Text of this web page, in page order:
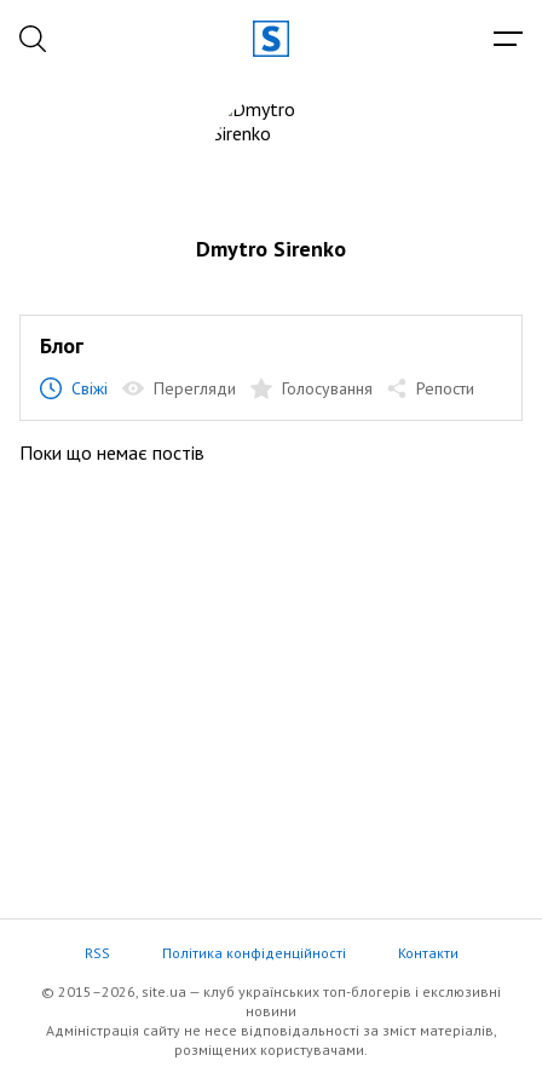
Dmytro Sirenko
Блог
Свіжі Перегляди Голосування Репости
Поки що немає постів
RSS Політика конфіденційності Контакти
© 2015–2026, site.ua — клуб українських топ-блогерів i екслюзивнi
новини
Адміністрація сайту не несе відповідальності за зміст матеріалів,
розміщених користувачами.